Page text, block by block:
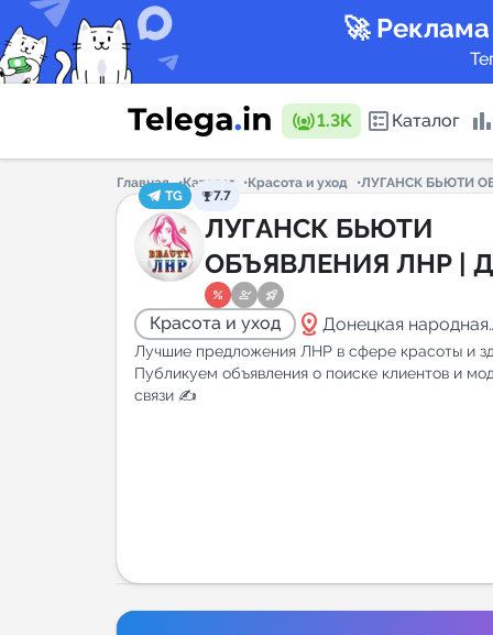
🚀
1.3K Каталог
Каталог
Горящие
Главная Каталог Красота и уход
ЛУГАНСК БЬЮТИ
TG
7.7
ЛУГАНСК БЬЮТИ
ОБЪЯВЛЕНИЯ ЛНР |
Красота и уход distance Донецкая народная
республика
Лучшие предложения ЛНР в сфере красоты и
Публикуем объявления о поиске клиентов и
связи ✍️